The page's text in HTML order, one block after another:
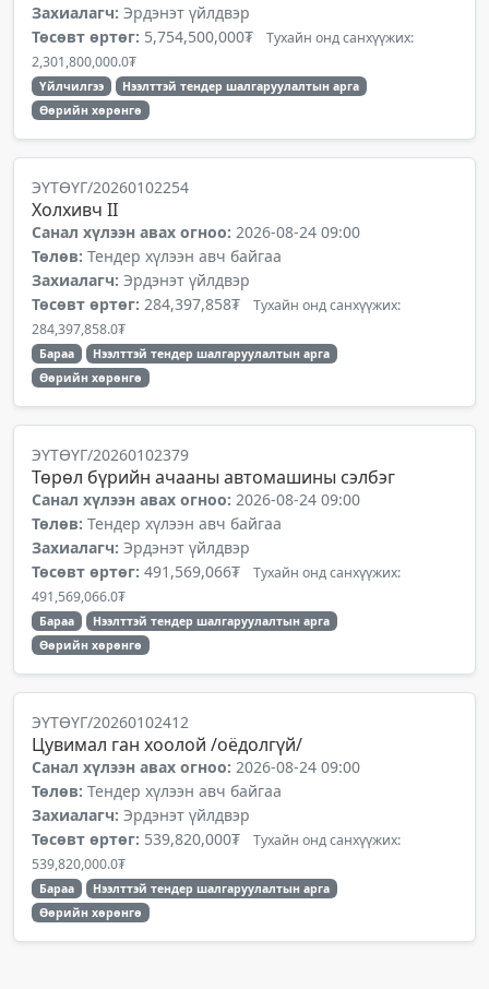
Захиалагч: Эрдэнэт үйлдвэр
Төсөвт өртөг: 5,754,500,000₮ Тухайн онд санхүүжих:
2,301,800,000.0₮
Үйлчилгээ
Нээлттэй тендер шалгаруулалтын арга
Өөрийн хөрөнгө
ЭҮТӨҮГ/20260102254
Холхивч II
Санал хүлээн авах огноо: 2026-08-24 09:00
Төлөв: Тендер хүлээн авч байгаа
Захиалагч: Эрдэнэт үйлдвэр
Төсөвт өртөг: 284,397,858₮ Тухайн онд санхүүжих:
284,397,858.0₮
Бараа
Нээлттэй тендер шалгаруулалтын арга
Өөрийн хөрөнгө
ЭҮТӨҮГ/20260102379
Төрөл бүрийн ачааны автомашины сэлбэг
Санал хүлээн авах огноо: 2026-08-24 09:00
Төлөв: Тендер хүлээн авч байгаа
Захиалагч: Эрдэнэт үйлдвэр
Төсөвт өртөг: 491,569,066₮ Тухайн онд санхүүжих:
491,569,066.0₮
Бараа
Нээлттэй тендер шалгаруулалтын арга
Өөрийн хөрөнгө
ЭҮТӨҮГ/20260102412
Цувимал ган хоолой /оёдолгүй/
Санал хүлээн авах огноо: 2026-08-24 09:00
Төлөв: Тендер хүлээн авч байгаа
Захиалагч: Эрдэнэт үйлдвэр
Төсөвт өртөг: 539,820,000₮ Тухайн онд санхүүжих:
539,820,000.0₮
Бараа
Нээлттэй тендер шалгаруулалтын арга
Өөрийн хөрөнгө